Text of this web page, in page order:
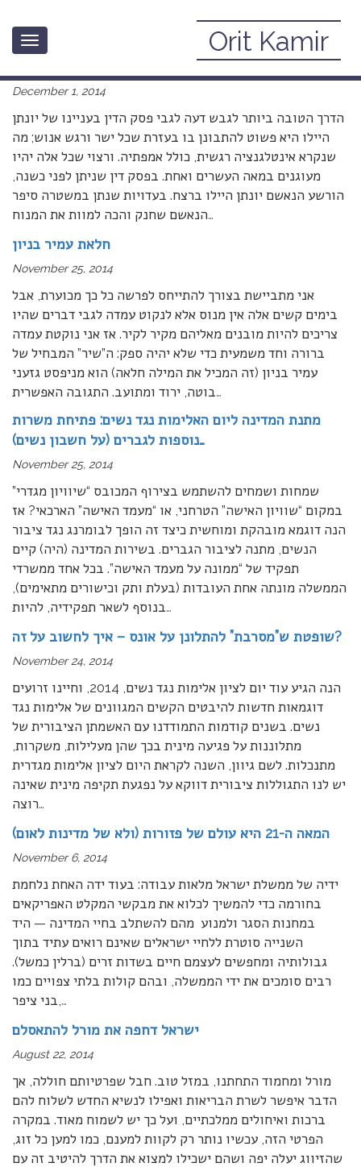
Toggle
Orit Kamir
גם לגבר קרבן אלימות מינית מגיעה אמפתיה – פרשת יונתן
December 1, 2014
הדרך הטובה ביותר לגבש דעה לגבי פסק הדין בעניינו של יונתן
היילו היא פשוט להתבונן בו בעזרת שכל ישר ורגש אנוש; מה
שנקרא אינטלגנציה רגשית, כולל אמפתיה. ורצוי שכל אלה יהיו
מעוגנים במאה העשרים ואחת. בפסק דין שניתן לפני כשנה,
הורשע הנאשם יונתן היילו ברצח. בעדויות שנתן במשטרה סיפר
הנאשם שחנק והכה למוות את המנוח…
חלאת עמיר בניון
November 25, 2014
אני מתביישת בצורך להתייחס לפרשה כל כך מכוערת, אבל
בימים קשים אלה אין מנוס אלא לנקוט עמדה לגבי דברים שהיו
צריכים להיות מובנים מאליהם מקיר לקיר. אז אני נוקטת עמדה
ברורה וחד משמעית כדי שלא יהיה ספק: ה”שיר” המבחיל של
עמיר בניון (זה המכיל את המילה חלאה) הוא מניפסט גזעני
בוטה, ירוד ומתועב. התגובה האפשרית…
מתנת המדינה ליום האלימות נגד נשים: פתיחת משרות
נוספות לגברים (על חשבון נשים)…
November 25, 2014
שמחות ושמחים להשתמש בצירוף המכובס “שיוויון מגדרי”
במקום “שוויון האישה” הטרחני, או “מעמד האישה” הארכאי? אז
הנה דוגמא מובהקת ומוחשית כיצד זה הופך לבומרנג נגד ציבור
הנשים, מתנה לציבור הגברים. בשירות המדינה (היה) קיים
תפקיד של “ממונה על מעמד האישה”. בכל אחד ממשרדי
הממשלה מונתה אחת העובדות (בעלת ותק וכישורים מתאימים),
בנוסף לשאר תפקידיה, להיות…
שופטת ש”מסרבת” להתלונן על אונס – איך לחשוב על זה?
November 24, 2014
הנה הגיע עוד יום לציון אלימות נגד נשים, 2014, וחיינו זרועים
דוגמאות חדשות להיבטים הקשים המגוונים של אלימות נגד
נשים. בשנים קודמות התמודדנו עם האשמתן הציבורית של
מתלוננות על פגיעה מינית בכך שהן מעלילות, משקרות,
מתנכלות. לשם גיוון, השנה לקראת היום לציון אלימות מגדרית
יש לנו התגוללות ציבורית דווקא על נפגעת תקיפה מינית שאינה
רוצה…
המאה ה-21 היא עולם של פזורות (ולא של מדינות לאום)
November 6, 2014
ידיה של ממשלת ישראל מלאות עבודה: בעוד ידה האחת נלחמת
בחורמה כדי להמשיך לכלוא את מבקשי המקלט האפריקאים
במחנות הסגר ולמנוע מהם להשתלב בחיי המדינה — היד
השנייה סוטרת ללחיי ישראלים שאינם רואים עתיד בתוך
גבולותיה ומחפשים לעצמם חיים בשדות זרים (ברלין כמשל).
רבים סומכים את ידי הממשלה, ובהם קולות בלתי צפויים כמו
בני ציפר,…
ישראל דחפה את מורל להתאסלם
August 22, 2014
מורל ומחמוד התחתנו, במזל טוב. חבל שפרטיותם חוללה, אך
הדבר איפשר לשרת הבריאות ואפילו לנשיא החדש לשלוח להם
ברכות ואיחולים ממלכתיים, ועל כך יש לשמוח מאוד. במקרה
הפרטי הזה, עכשיו נותר רק לקוות למענם, כמו למען כל זוג,
שהזיווג יעלה יפה ושהם ישכילו למצוא את הדרך להיטיב זה עם